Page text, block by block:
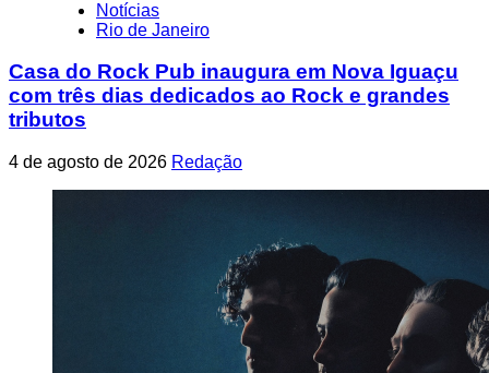
Notícias
Rio de Janeiro
Casa do Rock Pub inaugura em Nova Iguaçu
com três dias dedicados ao Rock e grandes
tributos
4 de agosto de 2026 Redação